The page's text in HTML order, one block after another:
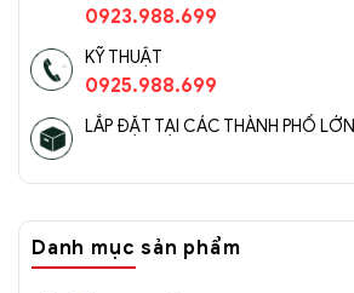
0923.988.699
KỸ THUẬT
0925.988.699
LẮP ĐẶT TẠI CÁC THÀNH PHỐ LỚN
Danh mục sản phẩm